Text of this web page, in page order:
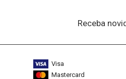
Receba
Visa
Mastercard